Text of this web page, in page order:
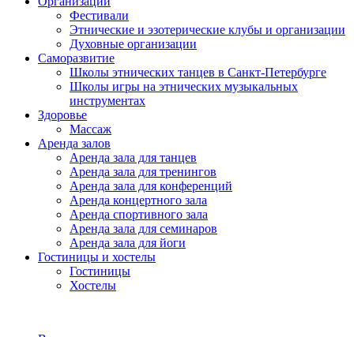
Фестивали
Этнические и эзотерические клубы и организации
Духовные организации
Саморазвитие
Школы этнических танцев в Санкт-Петербурге
Школы игры на этнических музыкальных
инструментах
Здоровье
Массаж
Аренда залов
Аренда зала для танцев
Аренда зала для тренингов
Аренда зала для конференций
Аренда концертного зала
Аренда спортивного зала
Аренда зала для семинаров
Аренда зала для йоги
Гостиницы и хостелы
Гостиницы
Хостелы